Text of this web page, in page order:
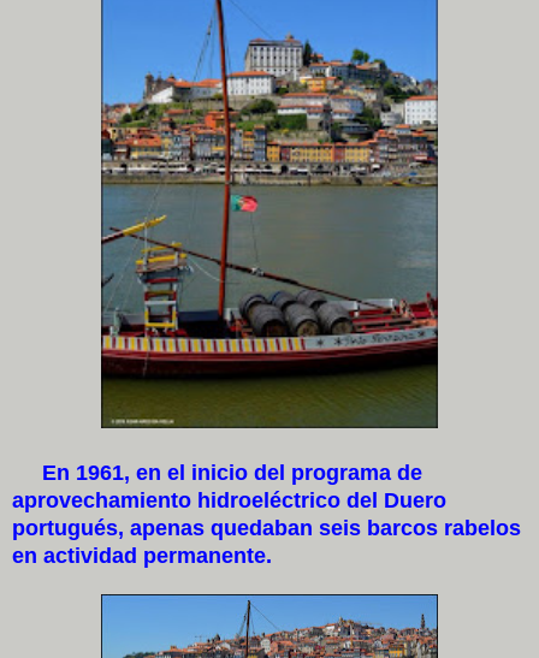
En 1961, en el inicio del programa de
aprovechamiento hidroeléctrico del Duero
portugués, apenas quedaban seis barcos rabelos
en actividad permanente.